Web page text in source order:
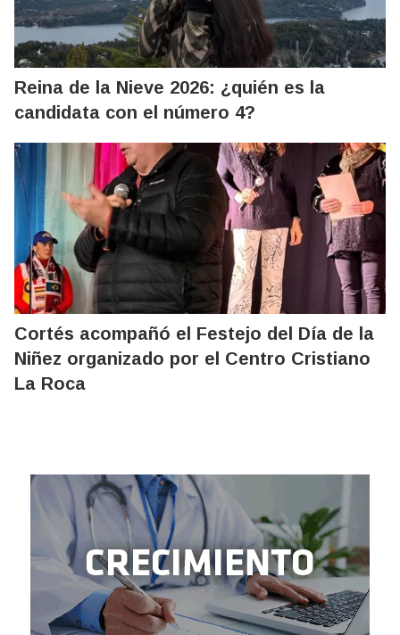
Reina de la Nieve 2026: ¿quién es la
candidata con el número 4?
Cortés acompañó el Festejo del Día de la
Niñez organizado por el Centro Cristiano
La Roca